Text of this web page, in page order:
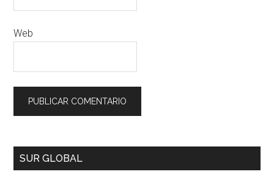
Web
SUR GLOBAL